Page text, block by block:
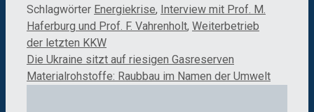
Schlagwörter Energiekrise, Interview mit Prof. M.
Haferburg und Prof. F. Vahrenholt, Weiterbetrieb
der letzten KKW
Die Ukraine sitzt auf riesigen Gasreserven
Materialrohstoffe: Raubbau im Namen der Umwelt